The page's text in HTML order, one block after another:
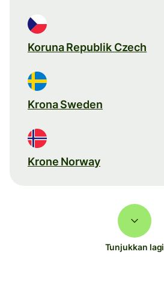
Koruna Republik Czech
Krona Sweden
Krone Norway
Tunjukkan lagi